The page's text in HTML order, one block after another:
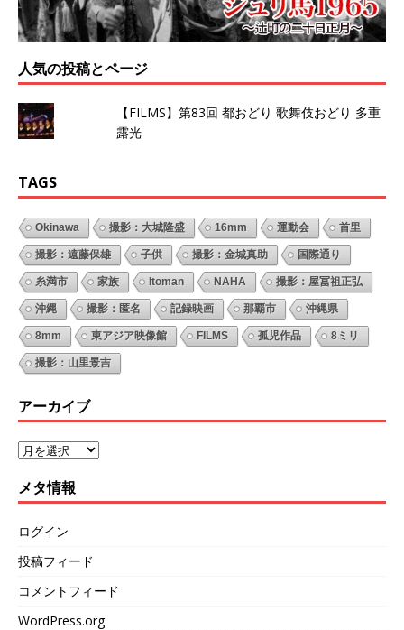
人気の投稿とページ
【FILMS】第83回 都おどり 歌舞伎おどり 多重
露光
TAGS
Okinawa 撮影：大城隆盛 16mm 運動会 首里
撮影：遠藤保雄 子供 撮影：金城真助 国際通り
糸満市 家族 Itoman NAHA 撮影：屋冨祖正弘
沖縄 撮影：匿名 記録映画 那覇市 沖縄県
8mm 東アジア映像館 FILMS 孤児作品 8ミリ
撮影：山里景吉
アーカイブ
メタ情報
ログイン
投稿フィード
コメントフィード
WordPress.org